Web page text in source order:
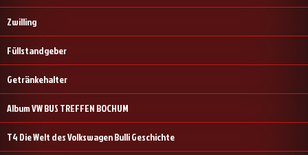
Zwilling
Füllstandgeber
Getränkehalter
Album VW BUS TREFFEN BOCHUM
T4 Die Welt des Volkswagen Bulli Geschichte